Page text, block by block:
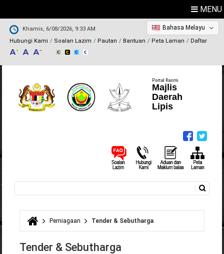
MENU
Khamis, 6/08/2026, 9:33 AM
Hubungi Kami
Soalan Lazim Pautan Bantuan Peta Laman Daftar
Bahasa Melayu
Portal Rasmi
Majlis
Daerah
Lipis
Borang carian
Anda di sini
Perniagaan Tender & Sebutharga
Tender & Sebutharga